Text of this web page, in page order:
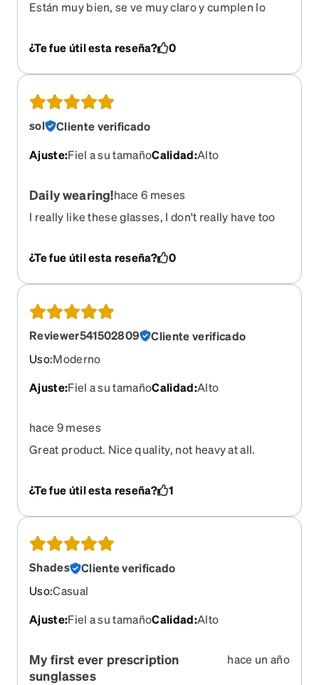
Están muy bien, se ve muy claro y cumplen lo
¿Te fue útil esta reseña?
0
sol
Cliente verificado
Ajuste:Fiel a su tamañoCalidad:Alto
Daily wearing!hace 6 meses
I really like these glasses, I don't really have too
was expecting it to see (closer to 51mm) so they
¿Te fue útil esta reseña? 0
Reviewer541502809
Cliente verificado
Uso:Moderno
Ajuste:Fiel a su tamañoCalidad:Alto
hace 9 meses
Great product. Nice quality, not heavy at all.
¿Te fue útil esta reseña? 1
Shades
Cliente verificado
Uso:Casual
Ajuste:Fiel a su tamañoCalidad:Alto
My first ever prescription
sunglasses
hace un año